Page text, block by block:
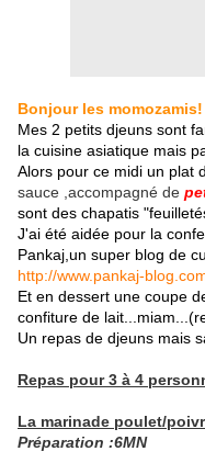
Bonjour les momozamis!
Mes 2 petits djeuns sont
la cuisine asiatique mais
Alors pour ce midi un plat
sauce ,accompagné de
sont des chapatis
J'ai été aidée pour la
Pankaj,un super blog de
http://www.pankaj-
Et en dessert une coupe
confiture de
Un repas de djeuns mais
Repas pour 3 à 4
La marinade poulet/
Préparation :6MN